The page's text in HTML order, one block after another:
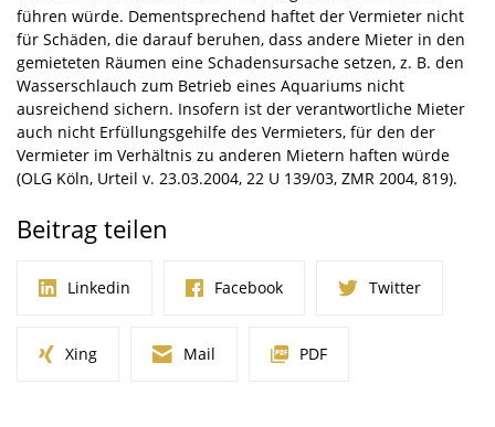
führen würde. Dementsprechend haftet der Vermieter nicht
für Schäden, die darauf beruhen, dass andere Mieter in den
gemieteten Räumen eine Schadensursache setzen, z. B. den
Wasserschlauch zum Betrieb eines Aquariums nicht
ausreichend sichern. Insofern ist der verantwortliche Mieter
auch nicht Erfüllungsgehilfe des Vermieters, für den der
Vermieter im Verhältnis zu anderen Mietern haften würde
(OLG Köln, Urteil v. 23.03.2004, 22 U 139/03, ZMR 2004, 819).
Beitrag teilen
Linkedin Facebook Twitter
Xing Mail PDF